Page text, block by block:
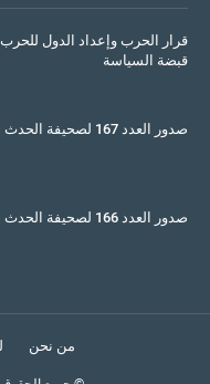
قرار الحرب وإعداد الدول
قبضة السياسة
صدور العدد 167 لصحيفة الحدث الاسبوعي من لندن
صدور العدد 166 لصحيفة الحدث الاسبوعي من لندن
من نحن